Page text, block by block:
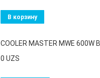
В корзину
COOLER MASTER MWE 600W
0 UZS